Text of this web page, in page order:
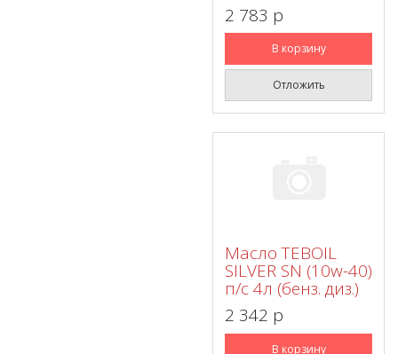
2 783 p
В корзину
Отложить
Масло TEBOIL
SILVER SN (10w-40)
п/с 4л (бенз. диз.)
2 342 p
В корзину